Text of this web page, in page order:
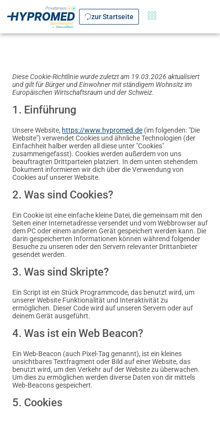
zur Startseite
Diese Cookie-Richtlinie wurde zuletzt am 19.03.2026 aktualisiert
und gilt für Bürger und Einwohner mit ständigem Wohnsitz im
Europäischen Wirtschaftsraum und der Schweiz.
1. Einführung
Unsere Website, https://www.hypromed.de (im folgenden: "Die
Website") verwendet Cookies und ähnliche Technologien (der
Einfachheit halber werden all diese unter "Cookies"
zusammengefasst). Cookies werden außerdem von uns
beauftragten Drittparteien platziert. In dem unten stehendem
Dokument informieren wir dich über die Verwendung von
Cookies auf unserer Website.
2. Was sind Cookies?
Ein Cookie ist eine einfache kleine Datei, die gemeinsam mit den
Seiten einer Internetadresse versendet und vom Webbrowser auf
dem PC oder einem anderen Gerät gespeichert werden kann. Die
darin gespeicherten Informationen können während folgender
Besuche zu unseren oder den Servern relevanter Drittanbieter
gesendet werden.
3. Was sind Skripte?
Ein Script ist ein Stück Programmcode, das benutzt wird, um
unserer Website Funktionalität und Interaktivität zu
ermöglichen. Dieser Code wird auf unseren Servern oder auf
deinem Gerät ausgeführt.
4. Was ist ein Web Beacon?
Ein Web-Beacon (auch Pixel-Tag genannt), ist ein kleines
unsichtbares Textfragment oder Bild auf einer Website, das
benutzt wird, um den Verkehr auf der Website zu überwachen.
Um dies zu ermöglichen werden diverse Daten von dir mittels
Web-Beacons gespeichert.
5. Cookies